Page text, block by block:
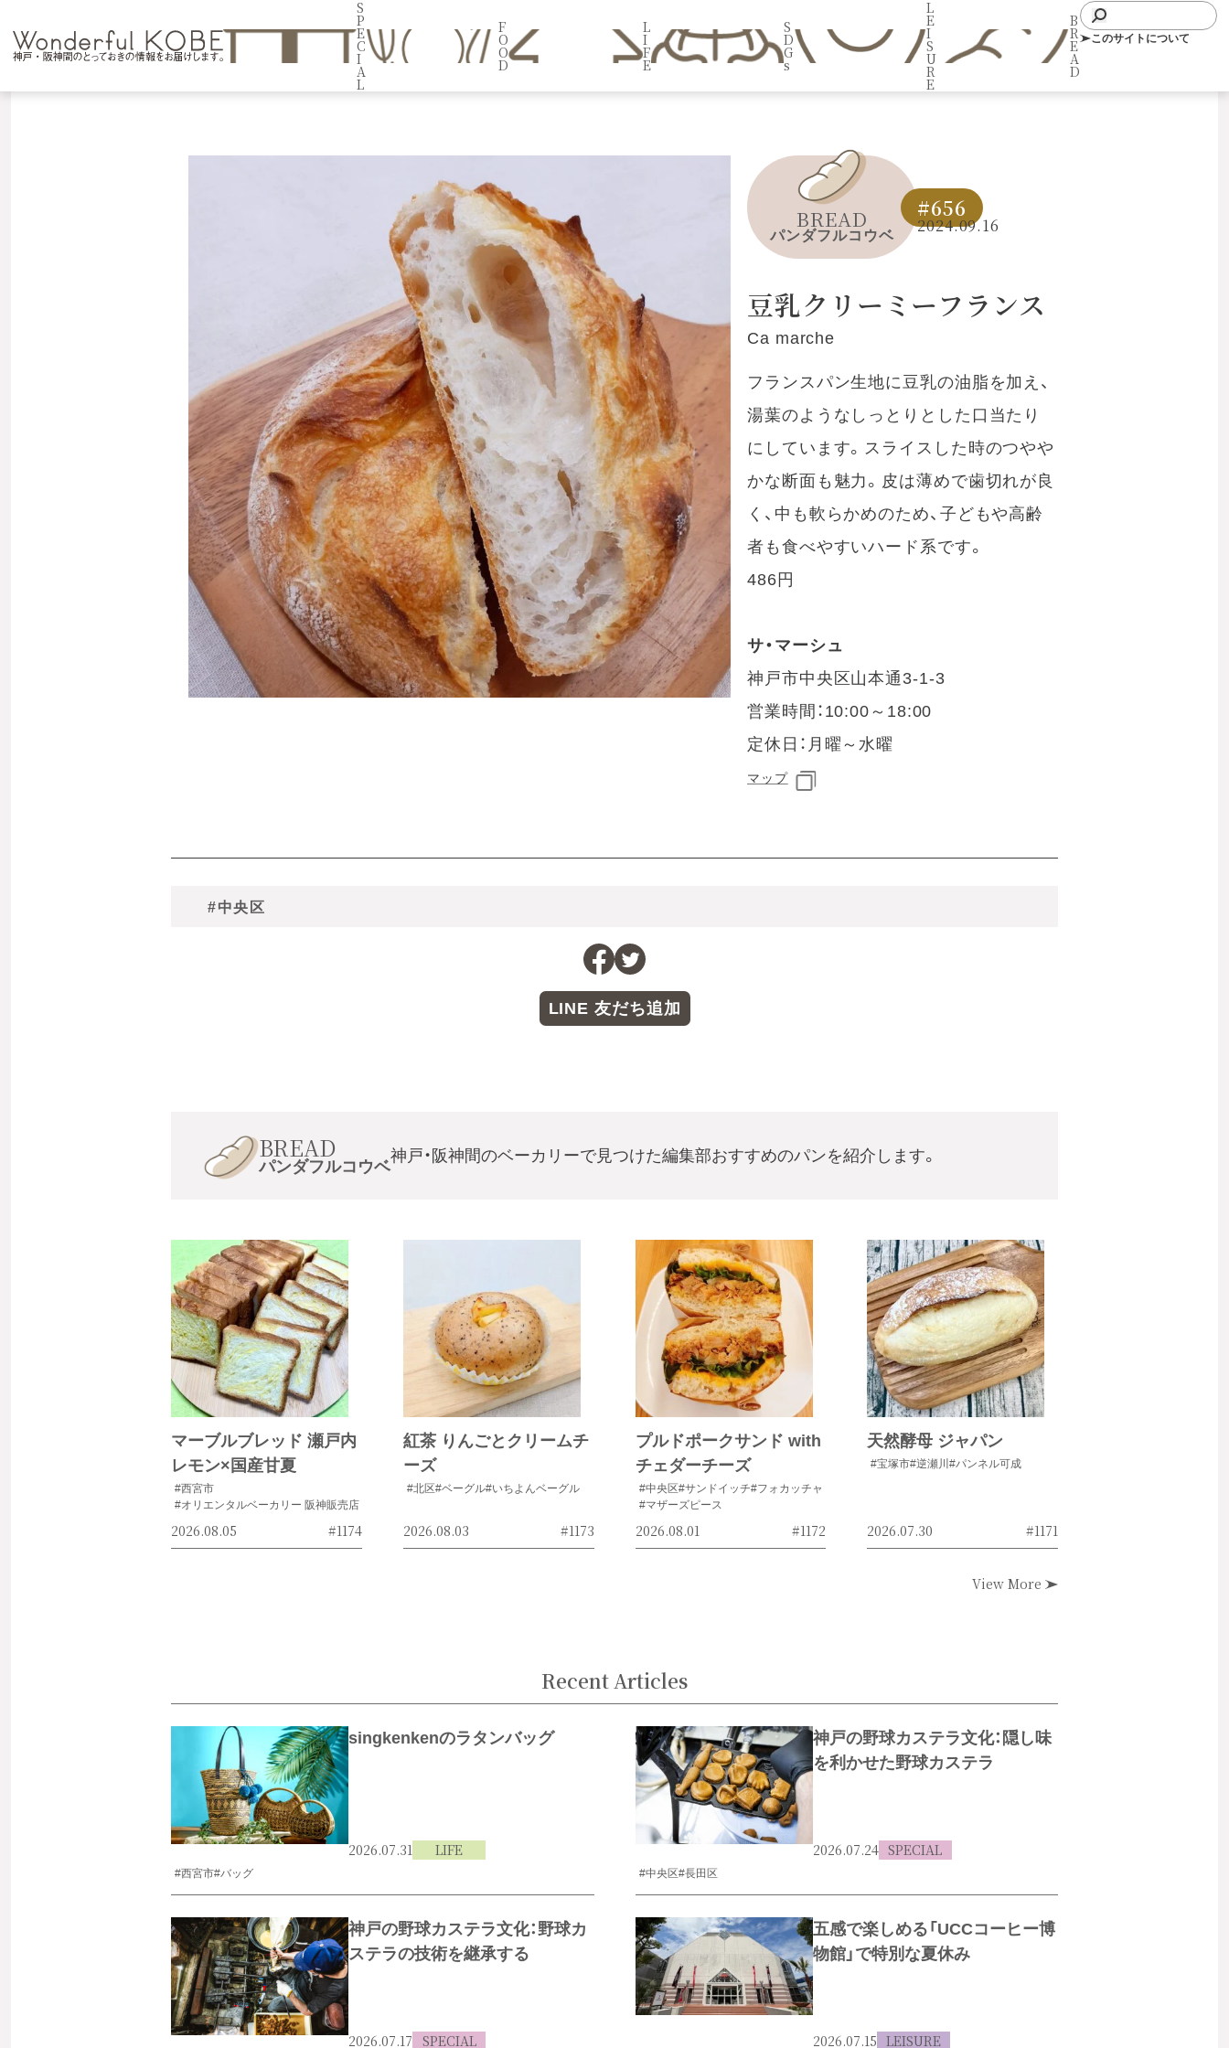
S
P
E
C
I
A
L
F
O
O
D
L
I
F
E
S
D
G
s
L
E
I
S
U
R
E
B
R
E
A
D
このサイトについて
BREAD
パンダフルコウベ
#656
2024.09.16
豆乳クリーミーフランス
Ca marche
フランスパン生地に豆乳の油脂を加え、
湯葉のようなしっとりとした口当たり
にしています。スライスした時のつやや
かな断面も魅力。皮は薄めで歯切れが良
く、中も軟らかめのため、子どもや高齢
者も食べやすいハード系です。
486円
サ・マーシュ
神戸市中央区山本通3-1-3
営業時間：10:00～18:00
定休日：月曜～水曜
マップ
#中央区
LINE 友だち追加
BREAD
パンダフルコウベ
神戸・阪神間のベーカリーで見つけた編集部おすすめのパンを紹介します。
マーブルブレッド 瀬戸内
レモン×国産甘夏
#西宮市
#オリエンタルベーカリー 阪神販売店
2026.08.05 #1174
紅茶 りんごとクリームチ
ーズ
#北区#ベーグル#いちよんベーグル
2026.08.03 #1173
プルドポークサンド with
チェダーチーズ
#中央区#サンドイッチ#フォカッチャ
#マザーズピース
2026.08.01 #1172
天然酵母 ジャパン
#宝塚市#逆瀬川#パンネル可成
2026.07.30 #1171
View More
Recent Articles
singkenkenのラタンバッグ
2026.07.31 LIFE
#西宮市#バッグ
神戸の野球カステラ文化：隠し味
を利かせた野球カステラ
2026.07.24 SPECIAL
#中央区#長田区
神戸の野球カステラ文化：野球カ
ステラの技術を継承する
2026.07.17 SPECIAL
五感で楽しめる「UCCコーヒー博
物館」で特別な夏休み
2026.07.15 LEISURE